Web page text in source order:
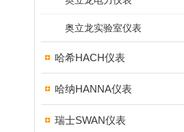
奥立龙实验室仪表
哈希HACH仪表
哈纳HANNA仪表
瑞士SWAN仪表